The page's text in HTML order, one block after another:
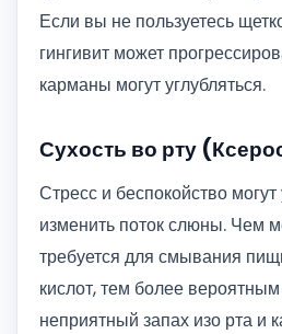
Если вы не пользуетесь
гингивит может
карманы могут углубляться.
Сухость во рту
Стресс и беспокойство
изменить поток слюны. Чем
требуется для смывания
кислот, тем более
неприятный запах изо рта и